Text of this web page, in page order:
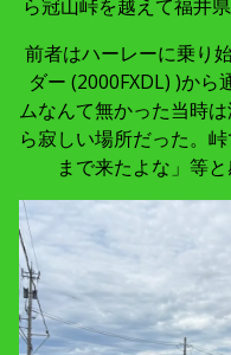
ら冠山峠を越えて福井
前者はハーレーに乗り
ダー (2000FXDL) )か
ムなんて無かった当時
ら寂しい場所だった。
まで来たよな」等